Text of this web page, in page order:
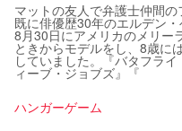
マットの友人で弁護士仲間
既に俳優歴30年のエルデン
8月30日にアメリカのメリー
ときからモデルをし、8歳に
していました。『バタフラ
ィーブ・ジョブズ』『
ハンガーゲーム